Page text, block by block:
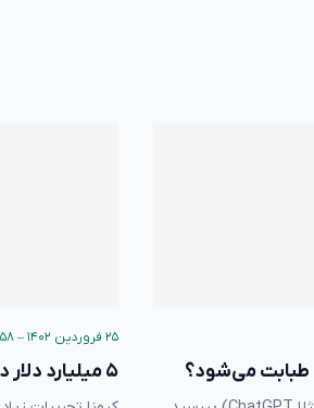
طبابت می‌شود؟
۲۵ فروردین ۱۴۰۲ – ۰۷:۵۸
۵ میلیارد دلار دیگر برای توسعه واکسن‌های جدید کرونا